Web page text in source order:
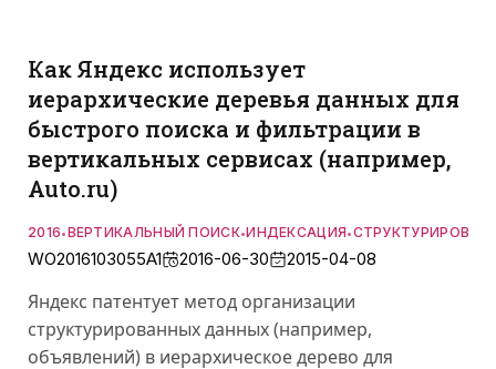
Как Яндекс использует
иерархические деревья данных для
быстрого поиска и фильтрации в
вертикальных сервисах (например,
Auto.ru)
2016•ВЕРТИКАЛЬНЫЙ ПОИСК•ИНДЕКСАЦИЯ•
WO2016103055A1 2016-06-30 2015-04-08
Яндекс патентует метод организации
структурированных данных (например,
объявлений) в иерархическое дерево для